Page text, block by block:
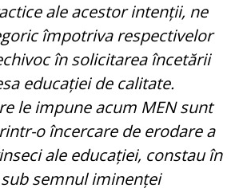
ale acestor intenții, ne
împotriva respectivelor
în solicitarea încetării
educației de calitate.
le impune acum MEN sunt
o încercare de erodare a
ale educației, constau în
semnul iminenței